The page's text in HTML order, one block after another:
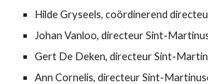
Hilde Gryseels,coördinerend
Johan Vanloo, directeur Sint-
Gert De Deken, directeur Sint-
Ann Cornelis, directeur Sint-